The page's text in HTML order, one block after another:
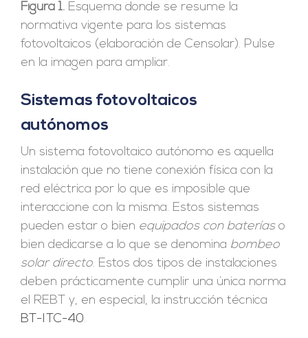
Figura 1.Esquema donde se resume la
normativa vigente para los sistemas
fotovoltaicos (elaboración de Censolar). Pulse
en la imagen para ampliar.
Sistemas fotovoltaicos
autónomos
Un sistema fotovoltaico autónomo es aquella
instalación que no tiene conexión física con la
red eléctrica por lo que es imposible que
interaccione con la misma. Estos sistemas
pueden estar o bien equipados con baterías o
bien dedicarse a lo que se denomina bombeo
solar directo. Estos dos tipos de instalaciones
deben prácticamente cumplir una única norma
el REBT y, en especial, la instrucción técnica
BT-ITC-40.